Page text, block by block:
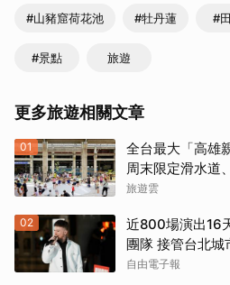
#山豬窟荷花池 #牡丹蓮 #
#景點 旅遊
更多旅遊相關文章
01
全台最大「高雄
周末限定滑水道
旅遊雲
02
近800場演出16
團隊 接管台北城
自由電子報
取消